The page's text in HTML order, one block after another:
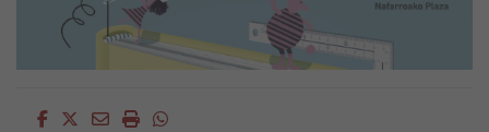
Facebook
Twitter
EmailImprimirWhatsapp